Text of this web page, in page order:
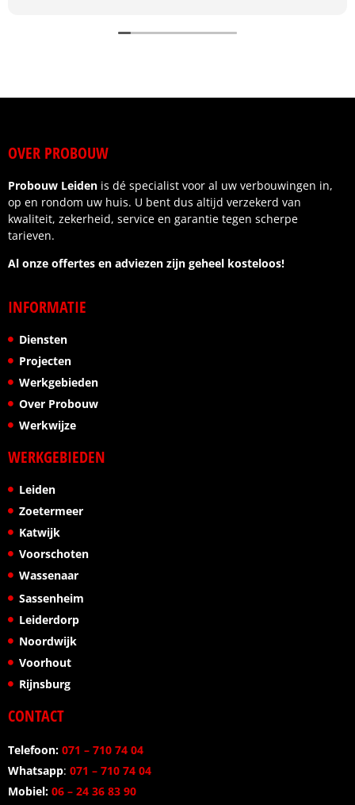
detail uitgevoerd. Daarnaast werd de planning
afspraken werden nagekomen.
het gevoel dat je als klant centraal staat. Wij zijn
Ik kan deze aannemer dan ook van harte
aanbevelen aan iedereen die op zoek is naar
kwaliteit, vakmanschap en een fijne samenwerking.
OVER PROBOUW
Probouw Leiden is dé specialist voor al uw verbouwingen in,
op en rondom uw huis. U bent dus altijd verzekerd van
kwaliteit, zekerheid, service en garantie tegen scherpe
tarieven.
Al onze offertes en adviezen zijn geheel kosteloos!
INFORMATIE
Diensten
Projecten
Werkgebieden
Over Probouw
Werkwijze
WERKGEBIEDEN
Leiden
Zoetermeer
Katwijk
Voorschoten
Wassenaar
Sassenheim
Leiderdorp
Noordwijk
Voorhout
Rijnsburg
CONTACT
Telefoon: 071 – 710 74 04
Whatsapp: 071 – 710 74 04
Mobiel: 06 – 24 36 83 90